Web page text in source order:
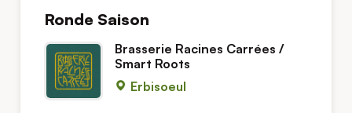
Ronde Saison
Brasserie Racines Carrées /
Smart Roots
Erbisoeul